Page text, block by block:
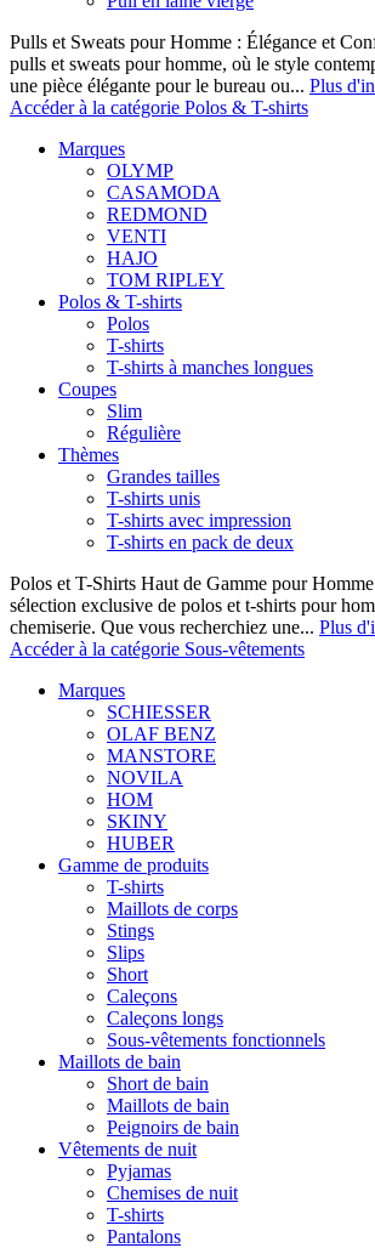
Pulls et Sweats pour Homme : Élégance et
pulls et sweats pour homme, où le style
une pièce élégante pour le bureau ou... Plus
Accéder à la catégorie Polos & T-shirts
Marques
OLYMP
CASAMODA
REDMOND
VENTI
HAJO
TOM RIPLEY
Polos & T-shirts
Polos
T-shirts
T-shirts à manches longues
Coupes
Slim
Régulière
Thèmes
Grandes tailles
T-shirts unis
T-shirts avec impression
T-shirts en pack de deux
Polos et T-Shirts Haut de Gamme pour
sélection exclusive de polos et t-shirts pour
chemiserie. Que vous recherchiez une... Plus
Accéder à la catégorie Sous-vêtements
Marques
SCHIESSER
OLAF BENZ
MANSTORE
NOVILA
HOM
SKINY
HUBER
Gamme de produits
T-shirts
Maillots de corps
Stings
Slips
Short
Caleçons
Caleçons longs
Sous-vêtements fonctionnels
Maillots de bain
Short de bain
Maillots de bain
Peignoirs de bain
Vêtements de nuit
Pyjamas
Chemises de nuit
T-shirts
Pantalons